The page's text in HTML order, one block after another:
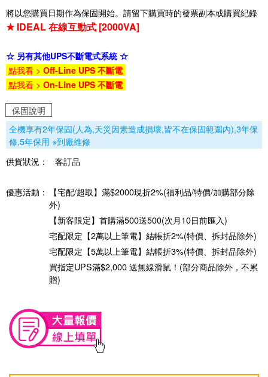
將以您購買日期作為保固開始。請留下購買時的發票副本或購買紀錄
★ IDEAL 在線互動式 [2000VA]
☆ 另有其他UPS不斷電式系統 ☆
點我看 > Off-Line UPS 不斷電
點我看 > On-Line UPS 不斷電
保固說明
全機享有2年保固(人為,天災因素造成損壞,皆不在保固範圍內),3年保
修,5年保用 ※到廠維修
供貨狀況：
客訂品
優惠活動：
【宅配/超取】滿$2000現折2%(福利品/特價/加購部分除
外)
【新客限定】首購滿500送500(次月10日前匯入)
宅配限定【2萬以上筆電】結帳折2%(特價、拆封品除外)
宅配限定【5萬以上筆電】結帳折3%(特價、拆封品除外)
買指定UPS滿$2,000 送無線滑鼠！(部分商品除外，不累
贈)